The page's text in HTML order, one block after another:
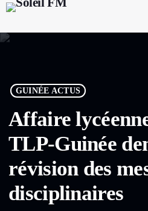
GUINÉE ACTUS
Affaire
TLP-Guinée
révision des
disciplinaires